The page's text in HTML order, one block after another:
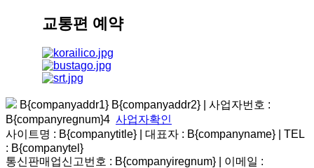
교통편 예약
B{companyaddr1} B{companyaddr2}
사업자번호 :
B{companyregnum}4 사업자확인
사이트명 : B{companytitle} | 대표자 : B{companyname}
TEL
: B{companytel}
통신판매업신고번호 : B{companyiregnum}
이메일 :